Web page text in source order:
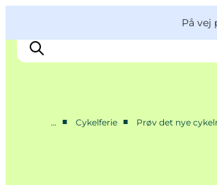
På vej
… ■ Cykelferie ■ Prøv det nye